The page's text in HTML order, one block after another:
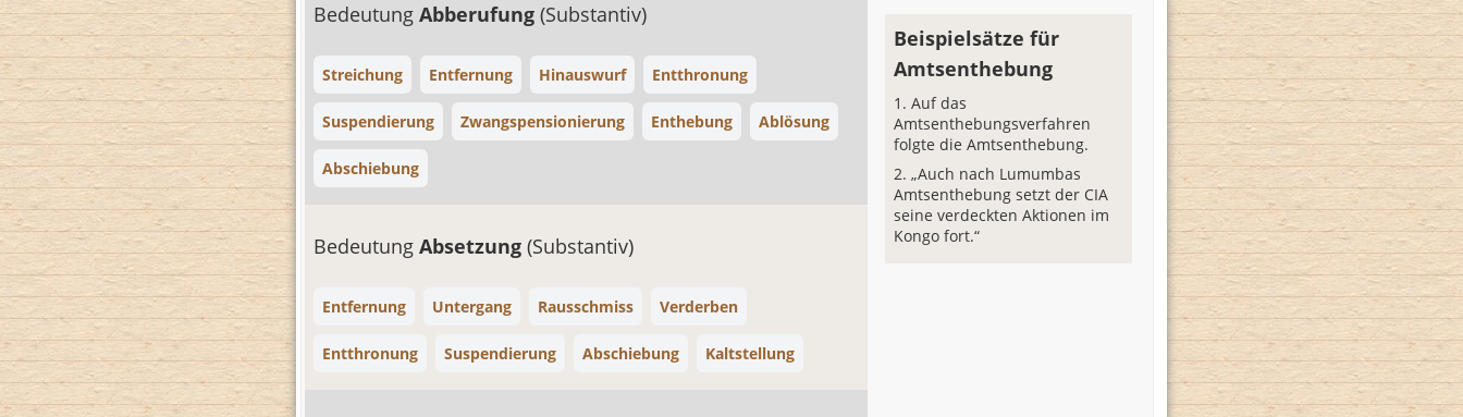
Bedeutung Abberufung (Substantiv)
Streichung Entfernung Hinauswurf Entthronung
Suspendierung Zwangspensionierung Enthebung Ablösung
Abschiebung
Bedeutung Absetzung (Substantiv)
Entfernung Untergang Rausschmiss Verderben
Entthronung Suspendierung Abschiebung Kaltstellung
Beispielsätze für
Amtsenthebung
Auf das
Amtsenthebungsverfahren
folgte die Amtsenthebung.
„Auch nach Lumumbas
Amtsenthebung setzt der CIA
seine verdeckten Aktionen im
Kongo fort.“